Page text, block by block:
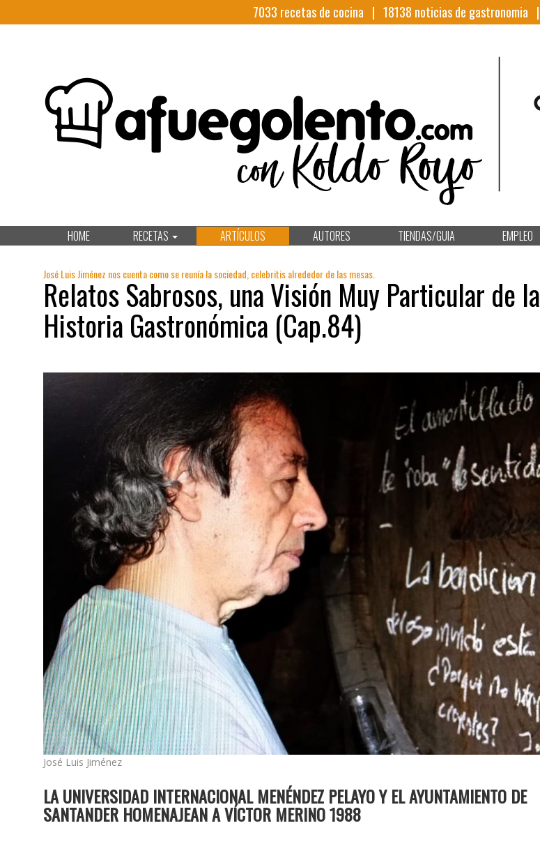
7033 recetas de cocina | 18138 noticias de gastronomia |
HOME RECETAS ARTÍCULOS AUTORES TIENDAS/GUIA EMPLEO
José Luis Jiménez nos cuenta como se reunía la sociedad, celebritis alrededor de las mesas.
Relatos Sabrosos, una Visión Muy Particular de la
Historia Gastronómica (Cap.84)
José Luis Jiménez
LA UNIVERSIDAD INTERNACIONAL MENÉNDEZ PELAYO Y EL AYUNTAMIENTO DE
SANTANDER HOMENAJEAN A VÍCTOR MERINO 1988